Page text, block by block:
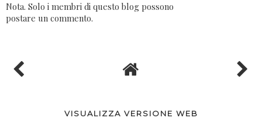
Nota. Solo i membri di questo blog possono
postare un commento.
VISUALIZZA VERSIONE WEB